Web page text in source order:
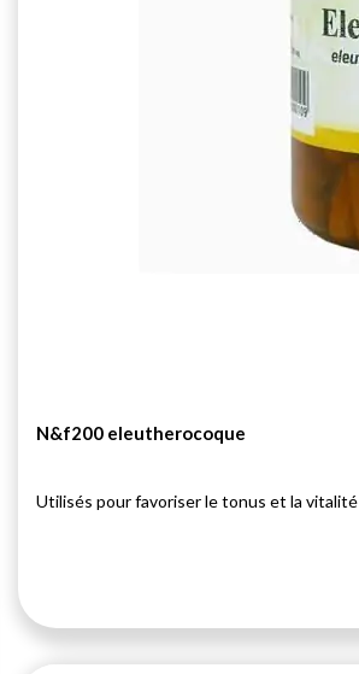
N&f200 eleutherocoque
Utilisés pour favoriser le tonus et la vitalité